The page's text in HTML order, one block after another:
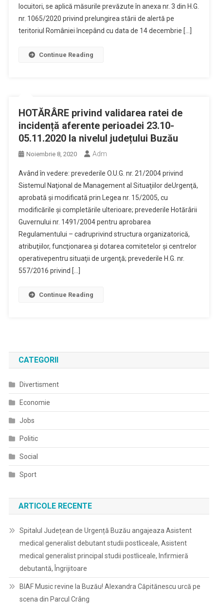
locuitori, se aplică măsurile prevăzute în anexa nr. 3 din H.G.
nr. 1065/2020 privind prelungirea stării de alertă pe
teritoriul României începând cu data de 14 decembrie […]
Continue Reading
HOTĂRÂRE privind validarea ratei de
incidență aferente perioadei 23.10-
05.11.2020 la nivelul județului Buzău
Noiembrie 8, 2020 Adm
Având în vedere: prevederile O.U.G. nr. 21/2004 privind
Sistemul Naţional de Management al Situaţiilor deUrgenţă,
aprobată și modificată prin Legea nr. 15/2005, cu
modificările şi completările ulterioare; prevederile Hotărârii
Guvernului nr. 1491/2004 pentru aprobarea
Regulamentului – cadruprivind structura organizatorică,
atribuţiilor, funcţionarea şi dotarea comitetelor şi centrelor
operativepentru situaţii de urgenţă; prevederile H.G. nr.
557/2016 privind […]
Continue Reading
CATEGORII
Divertisment
Economie
Jobs
Politic
Social
Sport
ARTICOLE RECENTE
Spitalul Județean de Urgență Buzău angajeaza Asistent
medical generalist debutant studii postliceale, Asistent
medical generalist principal studii postliceale, Infirmieră
debutantă, Îngrijitoare
BIAF Music revine la Buzău! Alexandra Căpitănescu urcă pe
scena din Parcul Crâng